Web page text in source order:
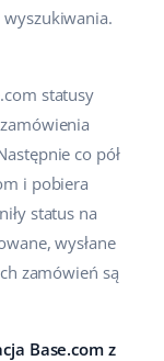
statusy
co pół
i pobiera
status na
wysłane
zamówień są
Base.com z